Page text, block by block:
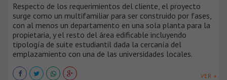
Respecto de los requerimientos del cliente, el proyecto
surge como un multifamiliar para ser construido por fases,
con al menos un departamento en una sola planta para la
propietaria, y el resto del área edificable incluyendo
tipología de suite estudiantil dada la cercanía del
emplazamiento con una de las universidades locales.
VER +